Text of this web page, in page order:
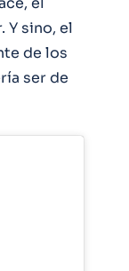
Y sino, el
de los
ser de